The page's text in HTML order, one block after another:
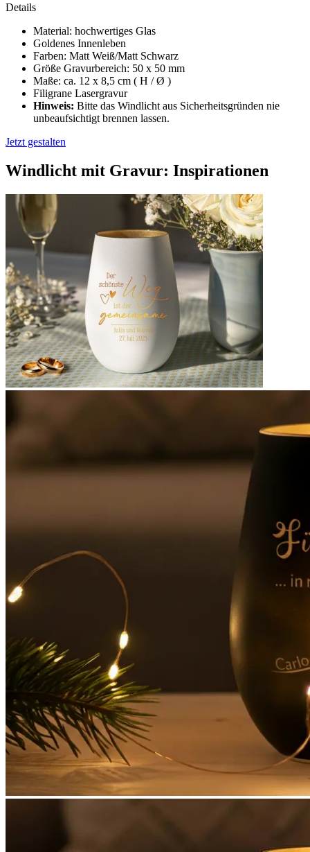
Details
Material: hochwertiges Glas
Goldenes Innenleben
Farben: Matt Weiß/Matt Schwarz
Größe Gravurbereich: 50 x 50 mm
Maße: ca. 12 x 8,5 cm ( H / Ø )
Filigrane Lasergravur
Hinweis: Bitte das Windlicht aus Sicherheitsgründen nie
unbeaufsichtigt brennen lassen.
Jetzt gestalten
Windlicht mit Gravur: Inspirationen